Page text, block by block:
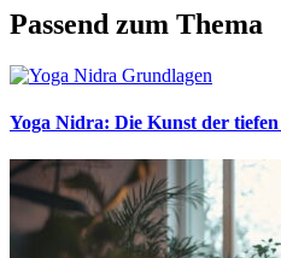
Passend zum Thema
Yoga Nidra: Die Kunst der